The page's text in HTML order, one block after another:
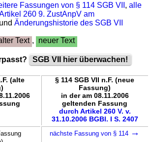
Fassungen von § 114 SGB VII ,alle
260 9. ZustAnpV am
undÄnderungshistorie des SGB VII
Text , neuer Text
SGB VII hier überwachen!
(alte
§ 114 SGB VII n.F. (neue
Fassung)
in der am 08.11.2006
geltenden Fassung
durch Artikel 260 V. v.
31.10.2006 BGBl. I S. 2407
nächste Fassung von § 114 →